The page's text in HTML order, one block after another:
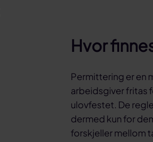
Hvor
Permittering er en
arbeidsgiver fritas
ulovfestet. De
dermed kun for
forskjeller mellom